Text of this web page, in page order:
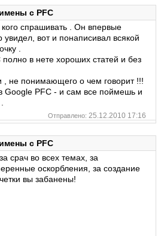
с PFC
спрашивать . Он впервые
увидел, вот и понаписивал всякой
.
в нете хороших статей и без
, не понимающего о чем говорит !!!
Google PFC - и сам все поймешь и
Отправлено: 25.12.2010 17:16
с PFC
, за срач во всех темах, за
оскорбления, за создание
вы забанены!